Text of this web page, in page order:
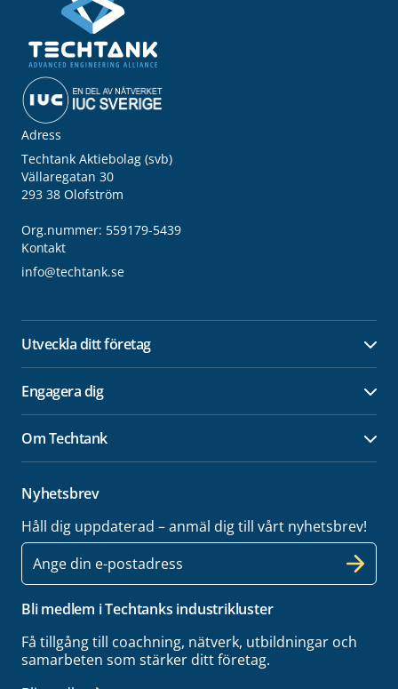
Adress
Techtank Aktiebolag (svb)
Vällaregatan 30
293 38 Olofström
Org.nummer: 559179-5439
Kontakt
info@techtank.se
Utveckla ditt företag
Engagera dig
Om Techtank
Nyhetsbrev
Håll dig uppdaterad – anmäl dig till vårt nyhetsbrev!
E-
post
Bli medlem i Techtanks industrikluster
Få tillgång till coachning, nätverk, utbildningar och
samarbeten som stärker ditt företag.